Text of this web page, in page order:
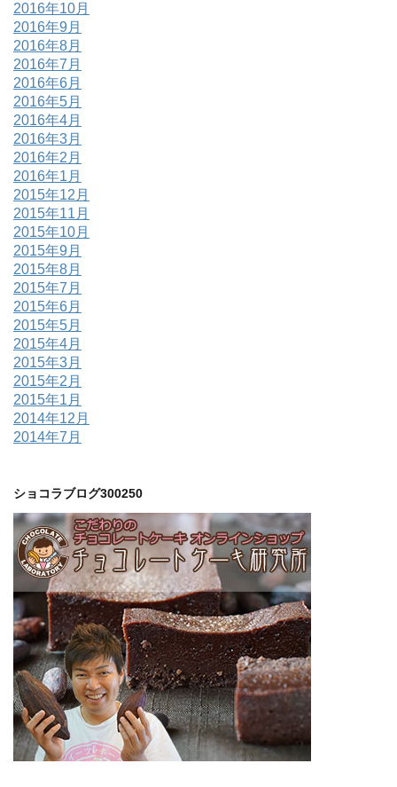
2016年10月
2016年9月
2016年8月
2016年7月
2016年6月
2016年5月
2016年4月
2016年3月
2016年2月
2016年1月
2015年12月
2015年11月
2015年10月
2015年9月
2015年8月
2015年7月
2015年6月
2015年5月
2015年4月
2015年3月
2015年2月
2015年1月
2014年12月
2014年7月
ショコラブログ300250